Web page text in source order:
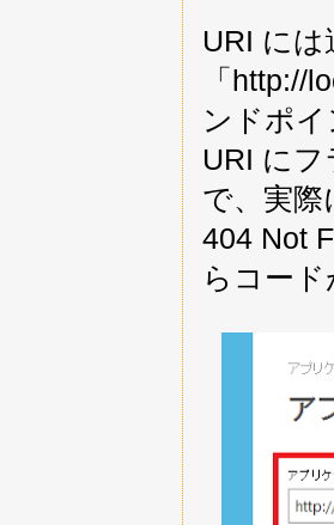
URI に
「http://
ンドポ
URI に
で、実
404 Not
らコー